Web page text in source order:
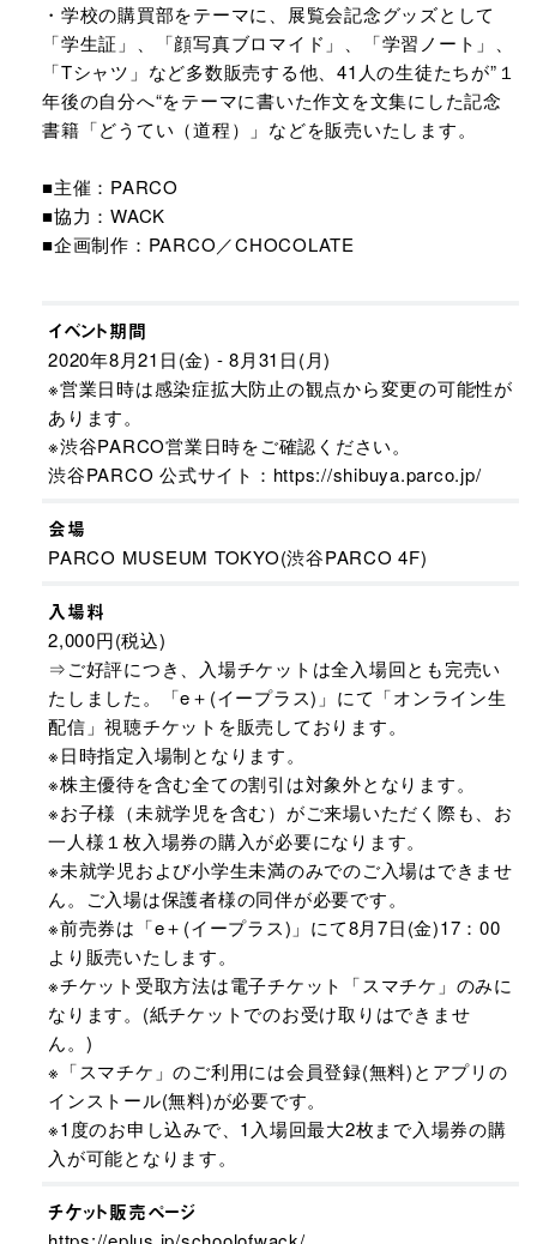
・学校の購買部をテーマに、展覧会記念グッズとして
「学生証」、「顔写真ブロマイド」、「学習ノート」、
「Tシャツ」など多数販売する他、41人の生徒たちが”１
年後の自分へ“をテーマに書いた作文を文集にした記念
書籍「どうてい（道程）」などを販売いたします。
■主催：PARCO
■協力：WACK
■企画制作：PARCO／CHOCOLATE
イベント期間
2020年8月21日(金) - 8月31日(月)
※営業日時は感染症拡大防止の観点から変更の可能性が
あります。
※渋谷PARCO営業日時をご確認ください。
渋谷PARCO 公式サイト：https://shibuya.parco.jp/
会場
PARCO MUSEUM TOKYO(渋谷PARCO 4F)
入場料
2,000円(税込)
⇒ご好評につき、入場チケットは全入場回とも完売い
たしました。「e＋(イープラス)」にて「オンライン生
配信」視聴チケットを販売しております。
※日時指定入場制となります。
※株主優待を含む全ての割引は対象外となります。
※お子様（未就学児を含む）がご来場いただく際も、お
一人様１枚入場券の購入が必要になります。
※未就学児および小学生未満のみでのご入場はできませ
ん。ご入場は保護者様の同伴が必要です。
※前売券は「e＋(イープラス)」にて8月7日(金)17：00
より販売いたします。
※チケット受取方法は電子チケット「スマチケ」のみに
なります。(紙チケットでのお受け取りはできませ
ん。)
※「スマチケ」のご利用には会員登録(無料)とアプリの
インストール(無料)が必要です。
※1度のお申し込みで、1入場回最大2枚まで入場券の購
入が可能となります。
チケット販売ページ